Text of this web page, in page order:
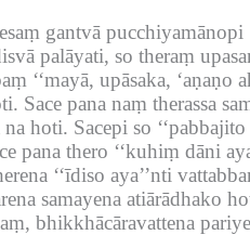
gantvā
palāyati, so theraṃ
‘‘mayā, upāsaka,
Sace pana naṃ therassa
na hoti. Sacepi so
pana thero ‘‘kuhiṃ dāni
‘‘īdiso aya’’nti
samayena atiārādhako
bhikkhācāravattena